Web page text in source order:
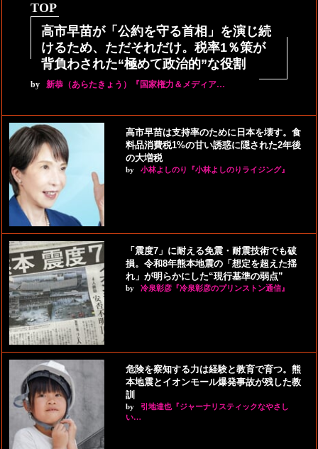
TOP
高市早苗が「公約を守る首相」を演じ続
けるため、ただそれだけ。税率1％策が
背負わされた“極めて政治的”な役割
by 新恭（あらたきょう）『国家権力＆メディア…
高市早苗は支持率のために日本を壊す。食
料品消費税1%の甘い誘惑に隠された2年後
の大増税
by 小林よしのり『小林よしのりライジング』
「震度7」に耐える免震・耐震技術でも破
損。令和8年熊本地震の「想定を超えた揺
れ」が明らかにした“現行基準の弱点”
by 冷泉彰彦『冷泉彰彦のプリンストン通信』
危険を察知する力は経験と教育で育つ。熊
本地震とイオンモール爆発事故が残した教
訓
by
引地達也『ジャーナリスティックなやさし
い…